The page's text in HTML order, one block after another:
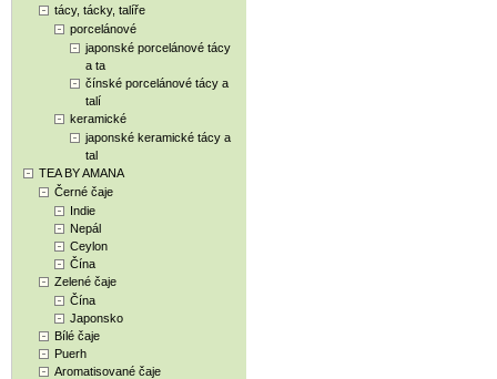
tácy, tácky, talíře
porcelánové
japonské porcelánové tácy
a ta
čínské porcelánové tácy a
talí
keramické
japonské keramické tácy a
tal
TEA BY AMANA
Černé čaje
Indie
Nepál
Ceylon
Čína
Zelené čaje
Čína
Japonsko
Bílé čaje
Puerh
Aromatisované čaje